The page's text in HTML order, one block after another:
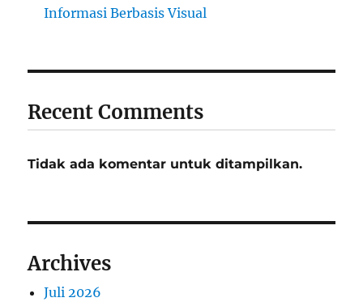
Informasi Berbasis Visual
Recent Comments
Tidak ada komentar untuk ditampilkan.
Archives
Juli 2026